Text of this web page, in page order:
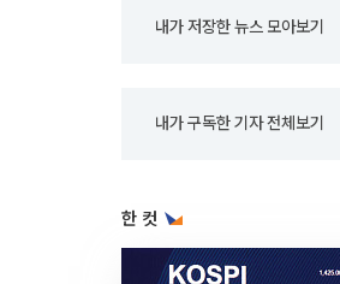
내가 저장한 뉴스 모아보기
내가 구독한 기자 전체보기
한 컷